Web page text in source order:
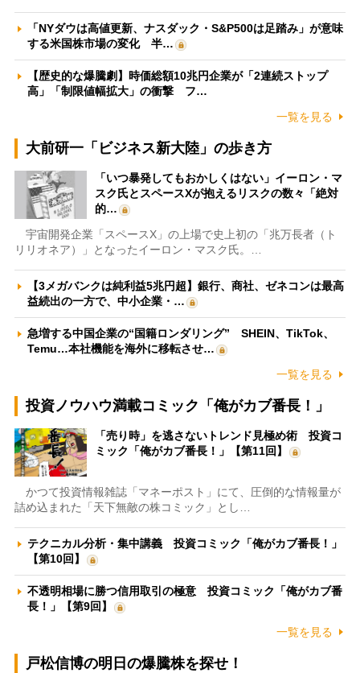
「NYダウは高値更新、ナスダック・S&P500は足踏み」が意味
する米国株市場の変化 半…
【歴史的な爆騰劇】時価総額10兆円企業が「2連続ストップ
高」「制限値幅拡大」の衝撃 フ…
一覧を見る
大前研一「ビジネス新大陸」の歩き方
「いつ暴発してもおかしくはない」イーロン・マ
スク氏とスペースXが抱えるリスクの数々「絶対
的…
宇宙開発企業「スペースX」の上場で史上初の「兆万長者（ト
リリオネア）」となったイーロン・マスク氏。…
【3メガバンクは純利益5兆円超】銀行、商社、ゼネコンは最高
益続出の一方で、中小企業・…
急増する中国企業の“国籍ロンダリング” SHEIN、TikTok、
Temu…本社機能を海外に移転させ…
一覧を見る
投資ノウハウ満載コミック「俺がカブ番長！」
「売り時」を逃さないトレンド見極め術 投資コ
ミック「俺がカブ番長！」【第11回】
かつて投資情報雑誌「マネーポスト」にて、圧倒的な情報量が
詰め込まれた「天下無敵の株コミック」とし…
テクニカル分析・集中講義 投資コミック「俺がカブ番長！」
【第10回】
不透明相場に勝つ信用取引の極意 投資コミック「俺がカブ番
長！」【第9回】
一覧を見る
戸松信博の明日の爆騰株を探せ！